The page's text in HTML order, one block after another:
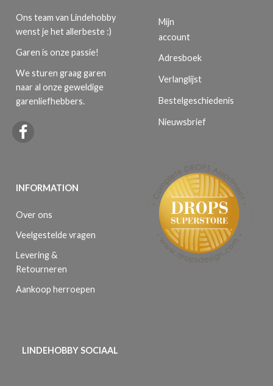
Ons team van Lindehobby
wenst je het allerbeste :)
Garen is onze passie!
We sturen graag garen
naar al onze geweldige
garenliefhebbers.
INFORMATION
Over ons
Veelgestelde vragen
Levering &
Retourneren
Aankoop herroepen
Mijn
account
Adresboek
Verlanglijst
Bestelgeschiedenis
Nieuwsbrief
LINDEHOBBY SOCIAAL